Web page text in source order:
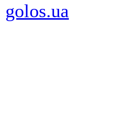
golos.ua